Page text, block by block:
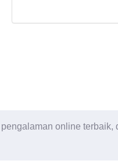
online